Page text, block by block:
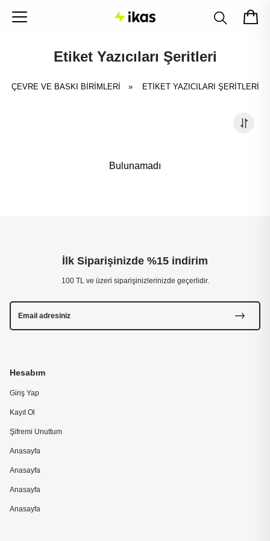
Etiket Yazıcıları Şeritleri
ÇEVRE VE BASKI BİRİMLERİ » ETIKET YAZICILARI ŞERITLERI
Bulunamadı
Hesabım
Giriş Yap
Kayıt Ol
Şifremi Unuttum
Anasayfa
Anasayfa
Anasayfa
Anasayfa
İlk Siparişinizde %15 indirim
100 TL ve üzeri siparişinizlerinizde geçerlidir.